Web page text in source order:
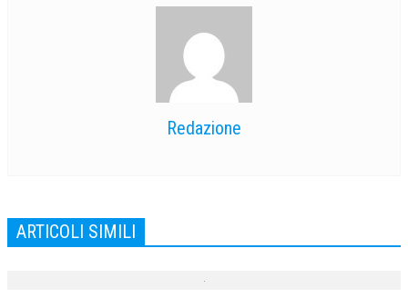
Redazione
ARTICOLI SIMILI